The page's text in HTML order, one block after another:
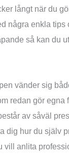
långt när du
några enkla tips
så kan du
vänder sig
redan gör egna
av såväl
dig hur du själv
vill anlita